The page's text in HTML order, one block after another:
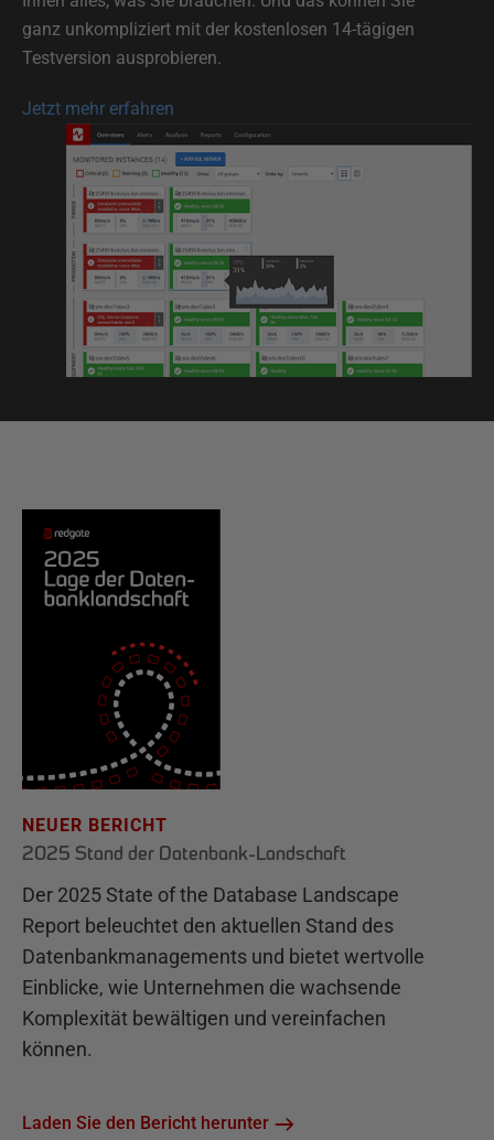
ganz unkompliziert mit der kostenlosen 14-tägigen
Testversion ausprobieren.
Jetzt mehr erfahren
NEUER BERICHT
2025 Stand der Datenbank-Landschaft
Der 2025 State of the Database Landscape
Report beleuchtet den aktuellen Stand des
Datenbankmanagements und bietet wertvolle
Einblicke, wie Unternehmen die wachsende
Komplexität bewältigen und vereinfachen
können.
Laden Sie den Bericht herunter